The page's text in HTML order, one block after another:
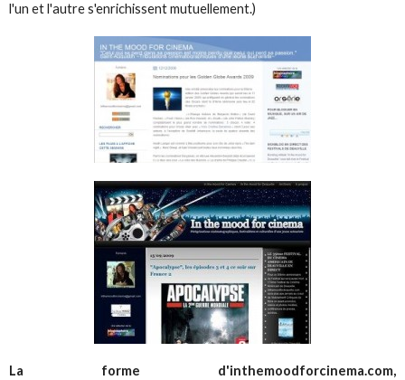
l'un et l'autre s'enrichissent mutuellement.)
La forme d'inthemoodforcinema.com,